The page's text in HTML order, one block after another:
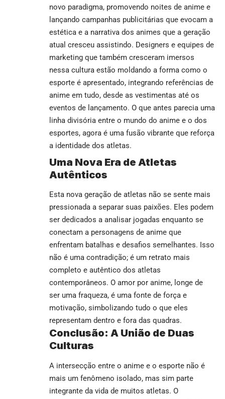
novo paradigma, promovendo noites de anime e
lançando campanhas publicitárias que evocam a
estética e a narrativa dos animes que a geração
atual cresceu assistindo. Designers e equipes de
marketing que também cresceram imersos
nessa cultura estão moldando a forma como o
esporte é apresentado, integrando referências de
anime em tudo, desde as vestimentas até os
eventos de lançamento. O que antes parecia uma
linha divisória entre o mundo do anime e o dos
esportes, agora é uma fusão vibrante que reforça
a identidade dos atletas.
Uma Nova Era de Atletas
Autênticos
Esta nova geração de atletas não se sente mais
pressionada a separar suas paixões. Eles podem
ser dedicados a analisar jogadas enquanto se
conectam a personagens de anime que
enfrentam batalhas e desafios semelhantes. Isso
não é uma contradição; é um retrato mais
completo e autêntico dos atletas
contemporâneos. O amor por anime, longe de
ser uma fraqueza, é uma fonte de força e
motivação, simbolizando tudo o que eles
representam dentro e fora das quadras.
Conclusão: A União de Duas
Culturas
A intersecção entre o anime e o esporte não é
mais um fenômeno isolado, mas sim parte
integrante da vida de muitos atletas. O